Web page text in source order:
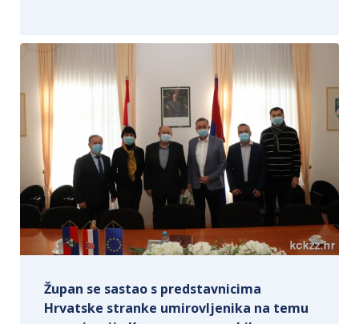
Župan se sastao s predstavnicima
Hrvatske stranke umirovljenika na temu